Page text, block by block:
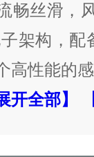
畅丝滑，
架构，配
高性能的
开全部】